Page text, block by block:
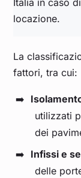
Italia in caso
locazione.
La
fattori, tra cui:
utilizzati
dei
Infissi e
delle